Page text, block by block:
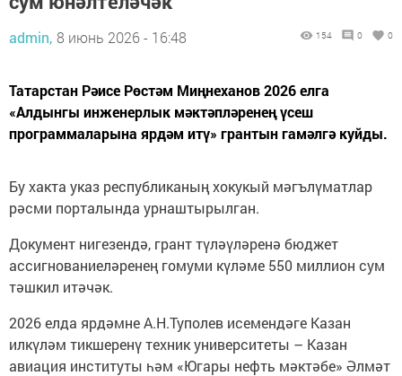
admin, 8 июнь 2026 - 16:48 154 0 0
Татарстан Рәисе Рөстәм Миңнеханов 2026 елга
«Алдынгы инженерлык мәктәпләренең үсеш
программаларына ярдәм итү» грантын гамәлгә куйды.
Бу хакта указ республиканың хокукый мәгълүматлар
рәсми порталында урнаштырылган.
Документ нигезендә, грант түләүләренә бюджет
ассигнованиеләренең гомуми күләме 550 миллион сум
тәшкил итәчәк.
2026 елда ярдәмне А.Н.Туполев исемендәге Казан
илкүләм тикшеренү техник университеты – Казан
авиация институты һәм «Югары нефть мәктәбе» Әлмәт